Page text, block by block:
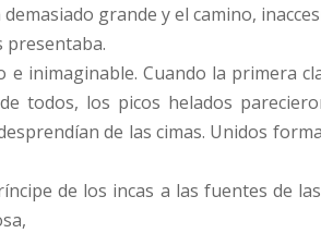
grande y el camino,
presentaba.
inimaginable. Cuando la primera
todos, los picos helados
de las cimas. Unidos
de los incas a las fuentes de